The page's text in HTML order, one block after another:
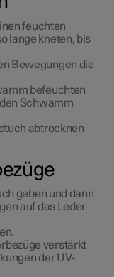
feuchten
lange kneten, bis
Bewegungen die
befeuchten
Schwamm
abtrocknen
geben und dann
auf das Leder
verstärkt
der UV-